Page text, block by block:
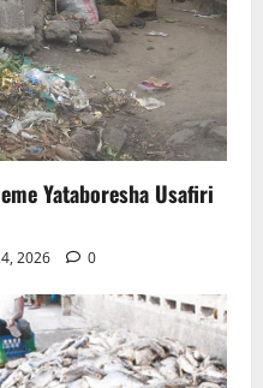
Yataboresha Usafiri
2026 0